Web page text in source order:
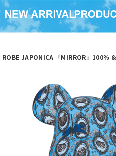
ROBE JAPONICA 「MIRROR」100％